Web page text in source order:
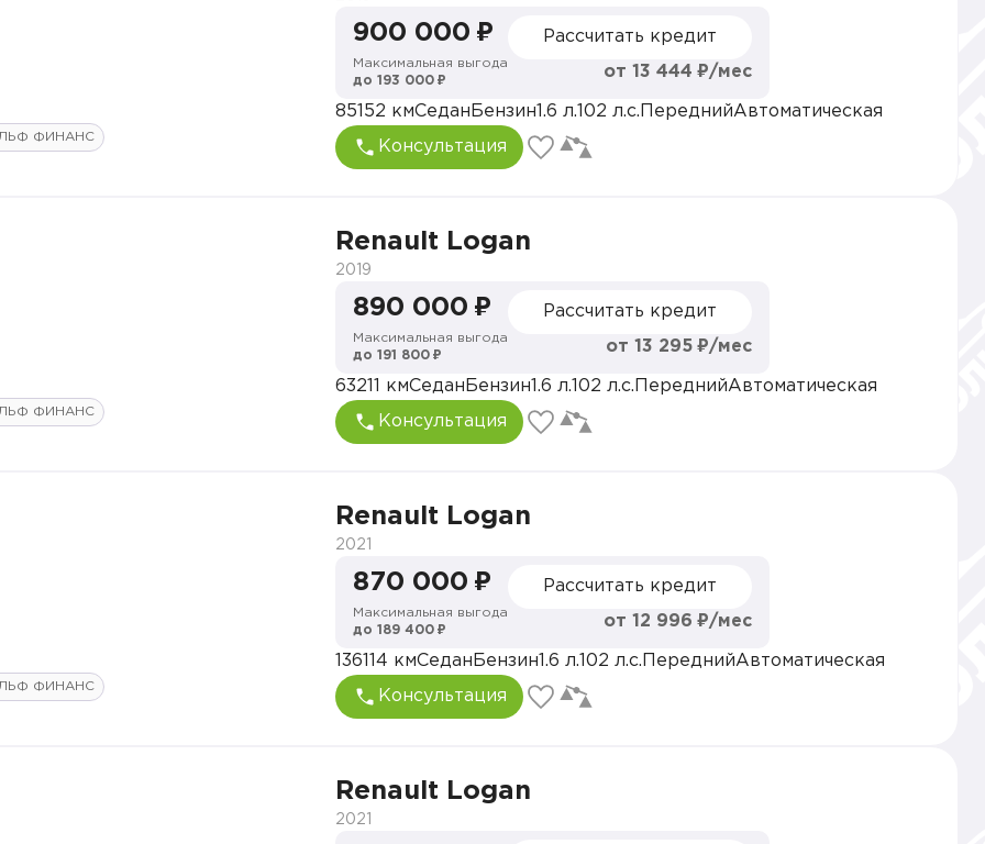
ФИНАНС
900 000 ₽
Максимальная выгода
до 193 000 ₽
Рассчитать кредит
от 13 444 ₽/мес
85152 кмСедан Бензин 1.6 л. 102 л.с. ПереднийАвтоматическая
Консультация
ФИНАНС
Renault Logan
2019
890 000 ₽
Максимальная выгода
до 191 800 ₽
Рассчитать кредит
от 13 295 ₽/мес
63211 кмСедан Бензин 1.6 л. 102 л.с. ПереднийАвтоматическая
Консультация
ФИНАНС
Renault Logan
2021
870 000 ₽
Максимальная выгода
до 189 400 ₽
Рассчитать кредит
от 12 996 ₽/мес
136114 кмСедан Бензин 1.6 л. 102 л.с. ПереднийАвтоматическая
Консультация
Renault Logan
2021